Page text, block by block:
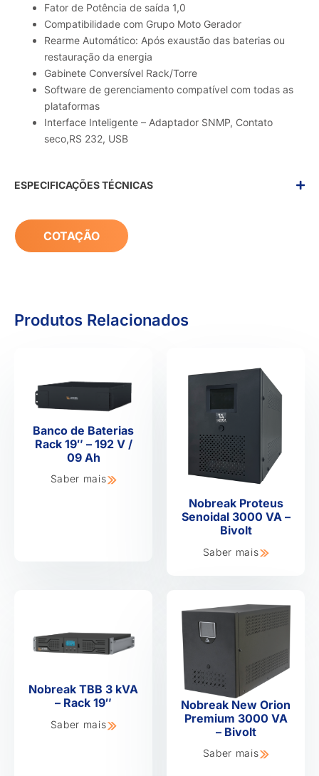
Fator de Potência de saída 1,0
Compatibilidade com Grupo Moto Gerador
Rearme Automático: Após exaustão das baterias ou
restauração da energia
Gabinete Conversível Rack/Torre
Software de gerenciamento compatível com todas as
plataformas
Interface Inteligente – Adaptador SNMP, Contato
seco,RS 232, USB
ESPECIFICAÇÕES TÉCNICAS
COTAÇÃO
Produtos Relacionados
Banco de Baterias
Rack 19″ – 192 V /
09 Ah
Saber mais
Nobreak Proteus
Senoidal 3000 VA –
Bivolt
Saber mais
Nobreak TBB 3 kVA
– Rack 19″
Saber mais
Nobreak New Orion
Premium 3000 VA
– Bivolt
Saber mais